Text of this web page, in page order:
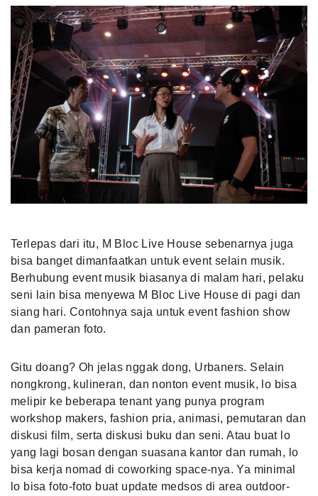
Terlepas dari itu, M Bloc Live House sebenarnya juga
bisa banget dimanfaatkan untuk event selain musik.
Berhubung event musik biasanya di malam hari, pelaku
seni lain bisa menyewa M Bloc Live House di pagi dan
siang hari. Contohnya saja untuk event fashion show
dan pameran foto.
Gitu doang? Oh jelas nggak dong, Urbaners. Selain
nongkrong, kulineran, dan nonton event musik, lo bisa
melipir ke beberapa tenant yang punya program
workshop makers, fashion pria, animasi, pemutaran dan
diskusi film, serta diskusi buku dan seni. Atau buat lo
yang lagi bosan dengan suasana kantor dan rumah, lo
bisa kerja nomad di coworking space-nya. Ya minimal
lo bisa foto-foto buat update medsos di area outdoor-